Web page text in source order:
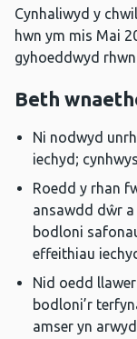
Cynhaliwyd y
hwn ym mis Mai
gyhoeddwyd
Beth
Ni nodwyd
iechyd;
Roedd y rhan
ansawdd dŵr a
bodloni
effeithiau
Nid oedd
bodloni’r
amser yn